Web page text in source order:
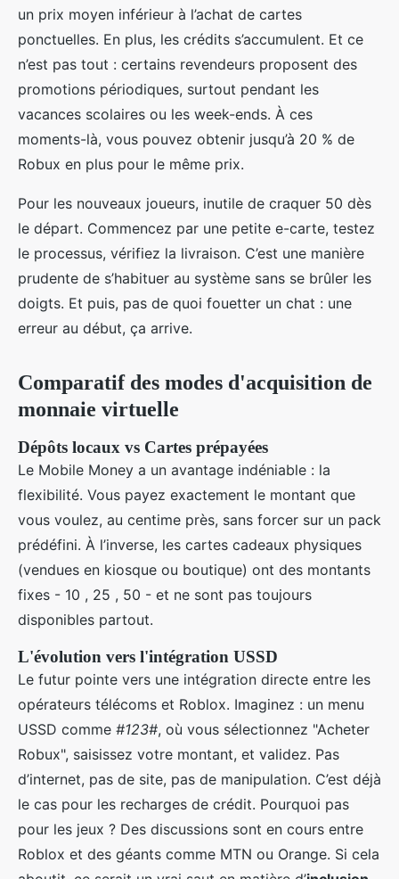
un prix moyen inférieur à l’achat de cartes
ponctuelles. En plus, les crédits s’accumulent. Et ce
n’est pas tout : certains revendeurs proposent des
promotions périodiques, surtout pendant les
vacances scolaires ou les week-ends. À ces
moments-là, vous pouvez obtenir jusqu’à 20 % de
Robux en plus pour le même prix.
Pour les nouveaux joueurs, inutile de craquer 50 dès
le départ. Commencez par une petite e-carte, testez
le processus, vérifiez la livraison. C’est une manière
prudente de s’habituer au système sans se brûler les
doigts. Et puis, pas de quoi fouetter un chat : une
erreur au début, ça arrive.
Comparatif des modes d'acquisition de
monnaie virtuelle
Dépôts locaux vs Cartes prépayées
Le Mobile Money a un avantage indéniable : la
flexibilité. Vous payez exactement le montant que
vous voulez, au centime près, sans forcer sur un pack
prédéfini. À l’inverse, les cartes cadeaux physiques
(vendues en kiosque ou boutique) ont des montants
fixes - 10 , 25 , 50 - et ne sont pas toujours
disponibles partout.
L'évolution vers l'intégration USSD
Le futur pointe vers une intégration directe entre les
opérateurs télécoms et Roblox. Imaginez : un menu
USSD comme #123#, où vous sélectionnez "Acheter
Robux", saisissez votre montant, et validez. Pas
d’internet, pas de site, pas de manipulation. C’est déjà
le cas pour les recharges de crédit. Pourquoi pas
pour les jeux ? Des discussions sont en cours entre
Roblox et des géants comme MTN ou Orange. Si cela